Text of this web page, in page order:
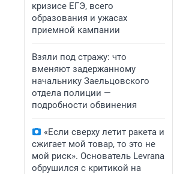
кризисе ЕГЭ, всего
образования и ужасах
приемной кампании
Взяли под стражу: что
вменяют задержанному
начальнику Заельцовского
отдела полиции —
подробности обвинения
«Если сверху летит ракета и
сжигает мой товар, то это не
мой риск». Основатель Levrana
обрушился с критикой на